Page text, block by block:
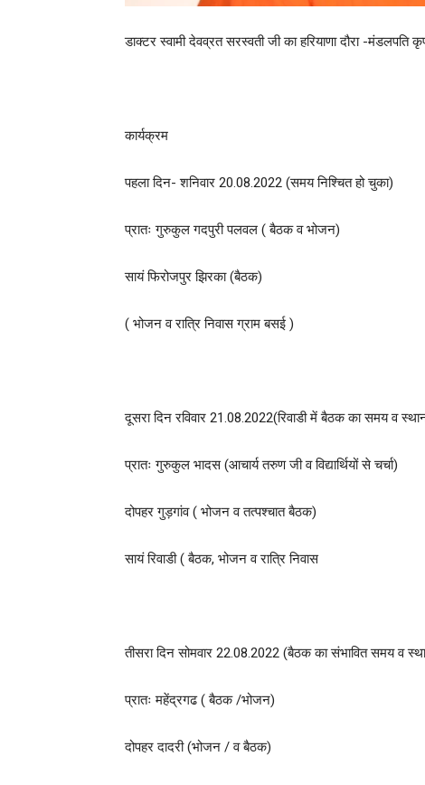
डाक्टर स्वामी देवव्रत सरस्वती जी का हरियाणा दौरा -
कार्यक्रम
पहला दिन- शनिवार 20.08.2022 (समय निश्चित हो चुका)
प्रातः गुरुकुल गदपुरी पलवल ( बैठक व भोजन)
सायं फिरोजपुर झिरका (बैठक)
( भोजन व रात्रि निवास ग्राम बसई )
दूसरा दिन रविवार 21.08.2022(रिवाडी में बैठक का समय व
प्रातः गुरुकुल भादस (आचार्य तरुण जी व विद्यार्थियों से चर्चा)
दोपहर गुड़गांव ( भोजन व तत्पश्चात बैठक)
सायं रिवाडी ( बैठक, भोजन व रात्रि निवास
तीसरा दिन सोमवार 22.08.2022 (बैठक का संभावित समय व
प्रातः महेंद्रगढ ( बैठक /भोजन)
दोपहर दादरी (भोजन / व बैठक)